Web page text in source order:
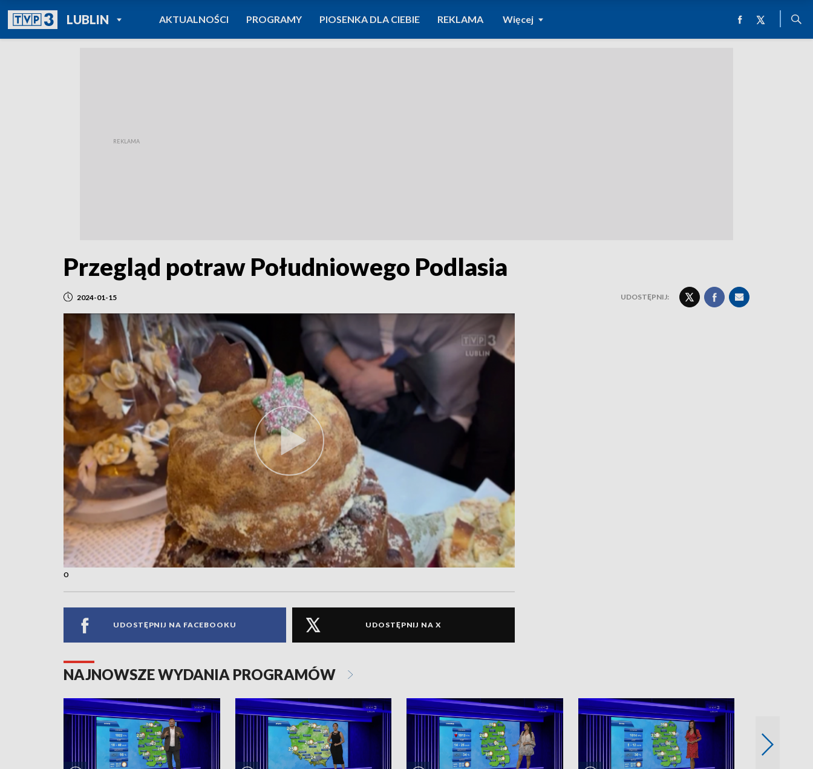
LUBLINPOWRÓT DO
TVP REGIONY
AKTUALNOŚCI PROGRAMY PIOSENKA DLA CIEBIE REKLAMA Więcej
Przegląd potraw Południowego Podlasia
2024-01-15 UDOSTĘPNIJ:
o
UDOSTĘPNIJ NA FACEBOOKU UDOSTĘPNIJ NA X
NAJNOWSZE WYDANIA PROGRAMÓW